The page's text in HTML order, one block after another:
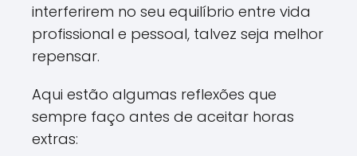
interferirem no seu equilíbrio entre vida
profissional e pessoal, talvez seja melhor
repensar.
Aqui estão algumas reflexões que
sempre faço antes de aceitar horas
extras: